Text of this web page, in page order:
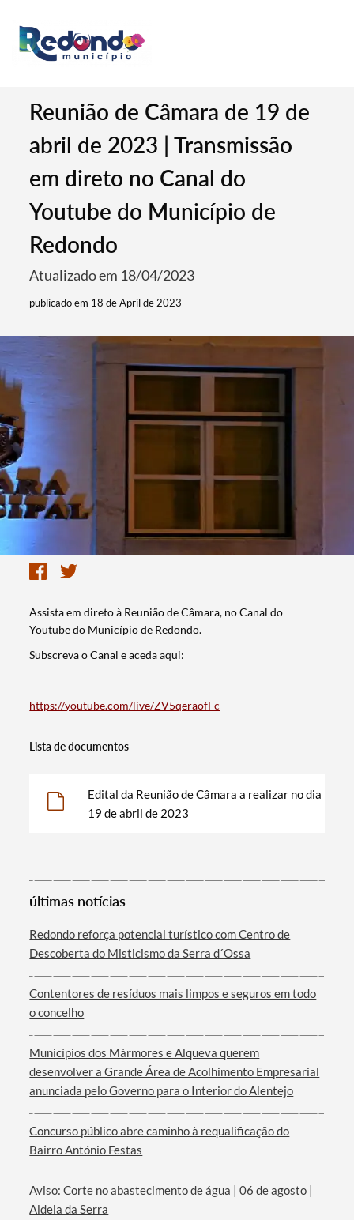
Termo de Pesquisa
Categorias gerais
Filtros
Reunião de Câmara de 19 de
abril de 2023 | Transmissão
em direto no Canal do
Youtube do Município de
Redondo
Atualizado em 18/04/2023
publicado em 18 de April de 2023
Assista em direto à Reunião de Câmara, no Canal do
Youtube do Município de Redondo.
Subscreva o Canal e aceda aqui:
https://youtube.com/live/ZV5qeraofFc
Lista de documentos
Edital da Reunião de Câmara a realizar no dia
19 de abril de 2023
últimas notícias
Redondo reforça potencial turístico com Centro de
Descoberta do Misticismo da Serra d´Ossa
Contentores de resíduos mais limpos e seguros em todo
o concelho
Municípios dos Mármores e Alqueva querem
desenvolver a Grande Área de Acolhimento Empresarial
anunciada pelo Governo para o Interior do Alentejo
Concurso público abre caminho à requalificação do
Bairro António Festas
Aviso: Corte no abastecimento de água | 06 de agosto |
Aldeia da Serra